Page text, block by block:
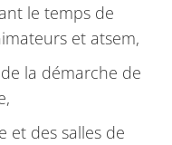
le temps de
et atsem,
la démarche de
et des salles de